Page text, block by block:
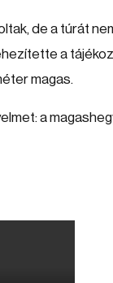
de a túrát
a
magas.
a